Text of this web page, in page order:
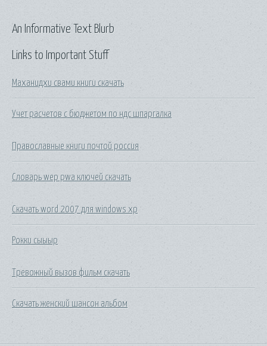
Links to Important Stuff
Маханидхи свами книги скачать
Учет расчетов с бюджетом по ндс шпаргалка
Православные книги почтой россия
Словарь wep pwa ключей скачать
Скачать word 2007 для windows xp
Рокки сыыыр
Тревожный вызов фильм скачать
Скачать женский шансон альбом
An Informative Text Blurb